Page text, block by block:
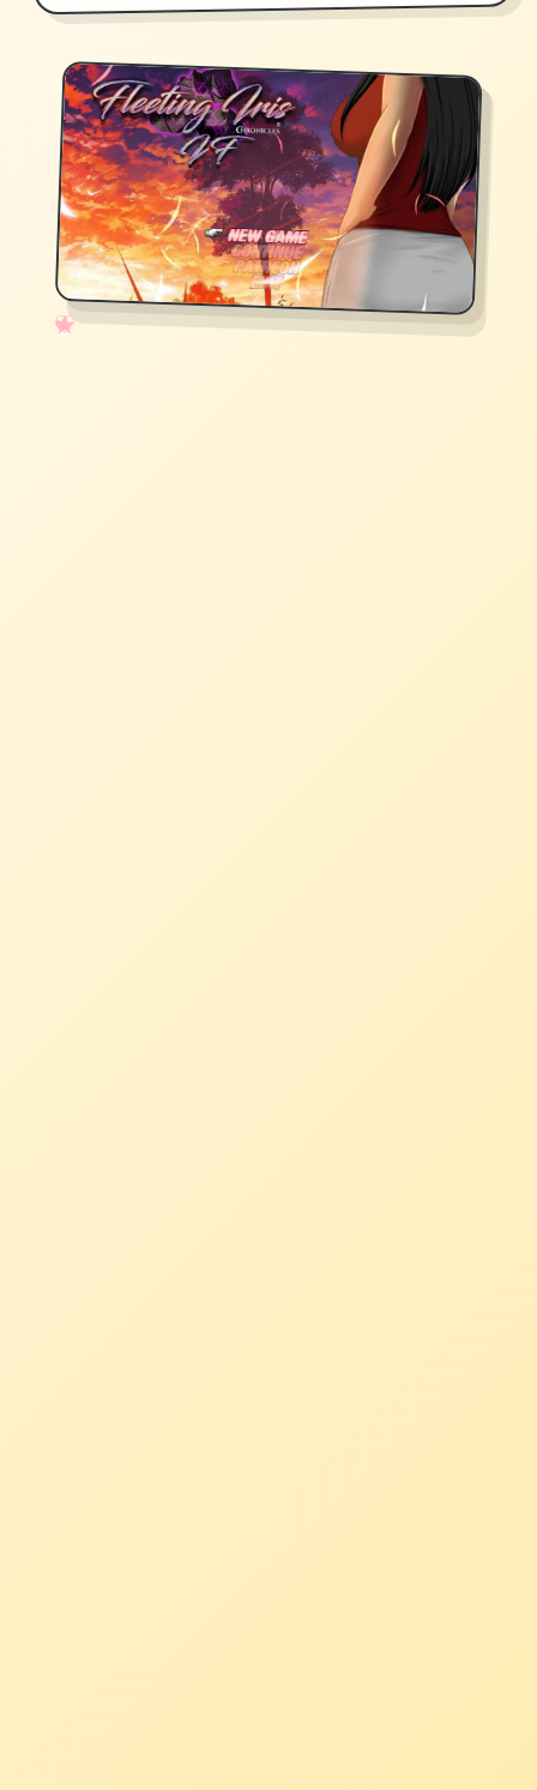
✧
♡
★
♥